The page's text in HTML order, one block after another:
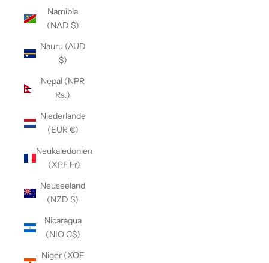
Namibia
(NAD $)
Nauru (AUD
$)
Nepal (NPR
Rs.)
Niederlande
(EUR €)
Neukaledonien
(XPF Fr)
Neuseeland
(NZD $)
Nicaragua
(NIO C$)
Niger (XOF